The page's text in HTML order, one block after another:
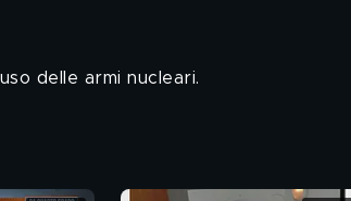
delle armi nucleari.